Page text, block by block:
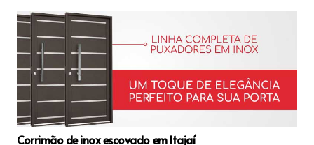
Corrimão de inox escovado em Itajaí